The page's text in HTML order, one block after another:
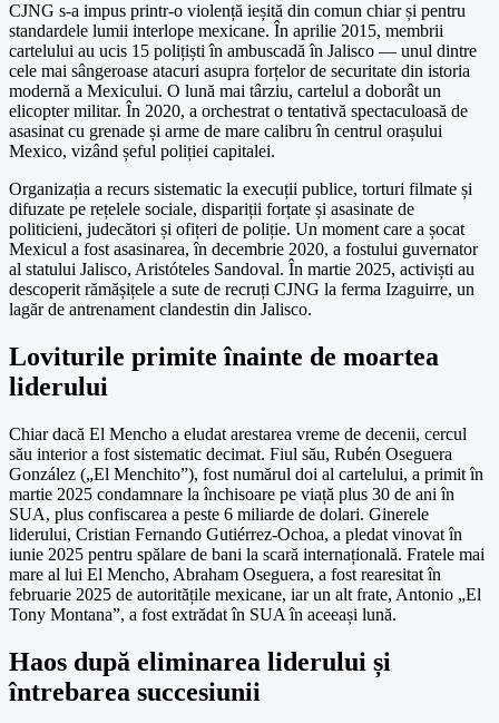
CJNG s-a impus printr-o violență ieșită din comun chiar și pentru
standardele lumii interlope mexicane. În aprilie 2015, membrii
cartelului au ucis 15 polițiști în ambuscadă în Jalisco — unul dintre
cele mai sângeroase atacuri asupra forțelor de securitate din istoria
modernă a Mexicului. O lună mai târziu, cartelul a doborât un
elicopter militar. În 2020, a orchestrat o tentativă spectaculoasă de
asasinat cu grenade și arme de mare calibru în centrul orașului
Mexico, vizând șeful poliției capitalei.
Organizația a recurs sistematic la execuții publice, torturi filmate și
difuzate pe rețelele sociale, dispariții forțate și asasinate de
politicieni, judecători și ofițeri de poliție. Un moment care a șocat
Mexicul a fost asasinarea, în decembrie 2020, a fostului guvernator
al statului Jalisco, Aristóteles Sandoval. În martie 2025, activiști au
descoperit rămășițele a sute de recruți CJNG la ferma Izaguirre, un
lagăr de antrenament clandestin din Jalisco.
Loviturile primite înainte de moartea
liderului
Chiar dacă El Mencho a eludat arestarea vreme de decenii, cercul
său interior a fost sistematic decimat. Fiul său, Rubén Oseguera
González („El Menchito”), fost numărul doi al cartelului, a primit în
martie 2025 condamnare la închisoare pe viață plus 30 de ani în
SUA, plus confiscarea a peste 6 miliarde de dolari. Ginerele
liderului, Cristian Fernando Gutiérrez-Ochoa, a pledat vinovat în
iunie 2025 pentru spălare de bani la scară internațională. Fratele mai
mare al lui El Mencho, Abraham Oseguera, a fost rearesitat în
februarie 2025 de autoritățile mexicane, iar un alt frate, Antonio „El
Tony Montana”, a fost extrădat în SUA în aceeași lună.
Haos după eliminarea liderului și
întrebarea succesiunii